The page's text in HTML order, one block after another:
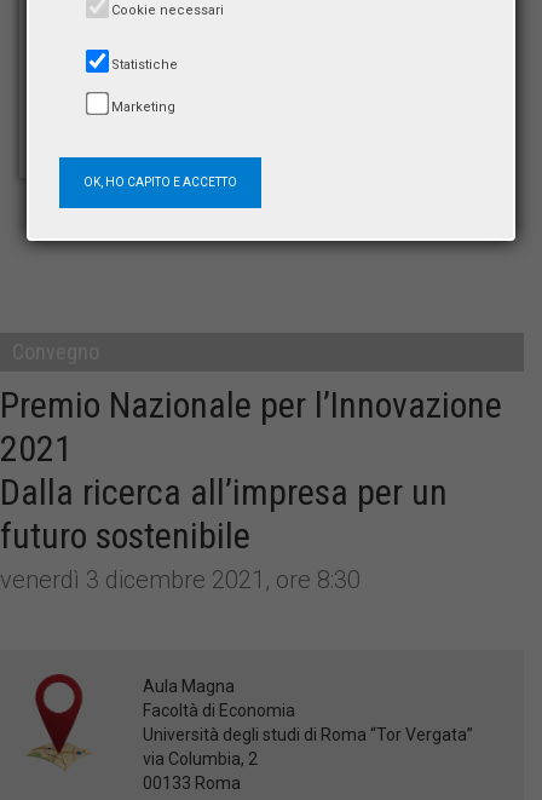
Premio Nazionale per l’Innovazione
2021
Dalla ricerca all’impresa per un
futuro sostenibile
venerdì 3 dicembre 2021, ore 8:30
Aula Magna
Facoltà di Economia
Università degli studi di Roma “Tor Vergata”
via Columbia, 2
00133 Roma
Cookie necessari
Statistiche
Marketing
OK, HO CAPITO E ACCETTO